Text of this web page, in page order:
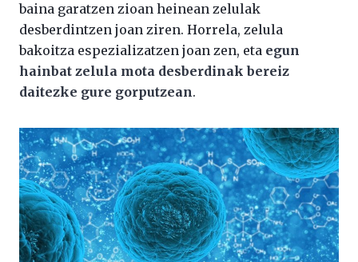
baina garatzen zioan heinean zelulak
desberdintzen joan ziren. Horrela, zelula
bakoitza espezializatzen joan zen, eta egun
hainbat zelula mota desberdinak bereiz
daitezke gure gorputzean.